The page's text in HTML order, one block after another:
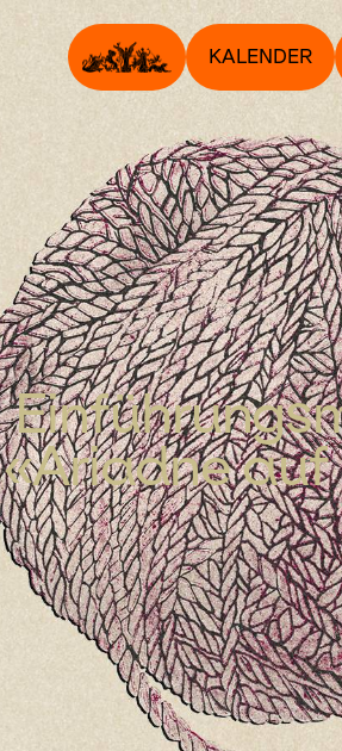
KALENDER
«Ariadne auf